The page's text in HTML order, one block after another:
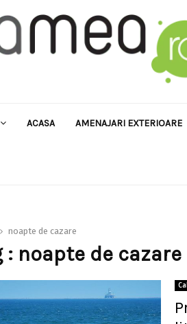
ACASA AMENAJARI EXTERIOARE
noapte de cazare
: noapte de cazare